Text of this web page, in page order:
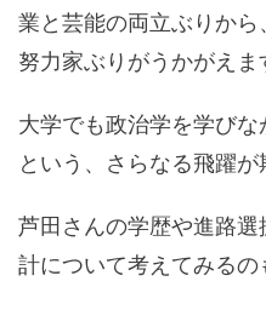
業と芸能の両立ぶりか
努力家ぶりがうかがえま
大学でも政治学を学び
という、さらなる飛躍が
芦田さんの学歴や進路
計について考えてみるの